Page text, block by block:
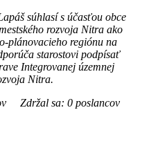
súhlasí s účasťou obce
rozvoja Nitra ako
plánovacieho regiónu na
starostovi podpísať
Integrovanej územnej
Nitra.
Zdržal sa: 0 poslancov